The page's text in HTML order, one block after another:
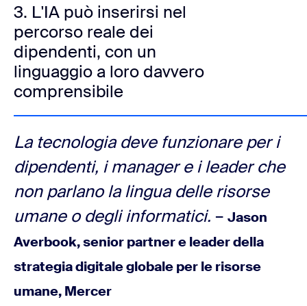
3. L'IA può inserirsi nel
percorso reale dei
dipendenti, con un
linguaggio a loro davvero
comprensibile
La tecnologia deve funzionare per i
dipendenti, i manager e i leader che
non parlano la lingua delle risorse
umane o degli informatici. – Jason
Averbook, senior partner e leader della
strategia digitale globale per le risorse
umane, Mercer